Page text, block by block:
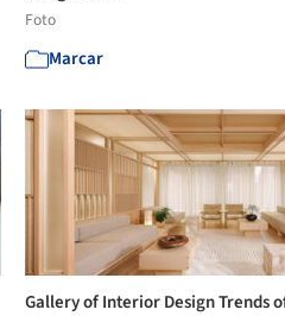
Foto
Marcar
Gallery of Interior Design Trends